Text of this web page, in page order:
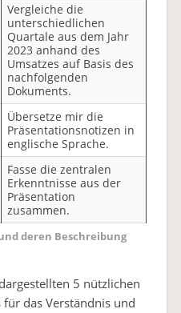
Vergleiche die
unterschiedlichen
Quartale aus dem Jahr
2023 anhand des
Umsatzes auf Basis des
nachfolgenden
Dokuments.
Übersetze mir die
Präsentationsnotizen in
englische Sprache.
Fasse die zentralen
Erkenntnisse aus der
Präsentation
zusammen.
deren Beschreibung
5 nützlichen
das Verständnis und